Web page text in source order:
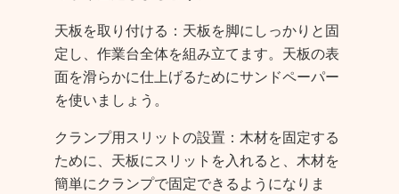
天板を取り付ける：天板を脚にしっかりと固
定し、作業台全体を組み立てます。天板の表
面を滑らかに仕上げるためにサンドペーパー
を使いましょう。
クランプ用スリットの設置：木材を固定する
ために、天板にスリットを入れると、木材を
簡単にクランプで固定できるようになりま